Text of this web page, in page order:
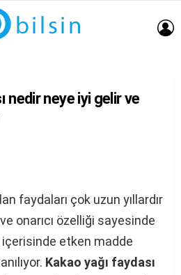
nedir neye iyi gelir ve
faydaları çok uzun yıllardır
onarıcı özelliği sayesinde
etken madde
Kakao yağı faydası